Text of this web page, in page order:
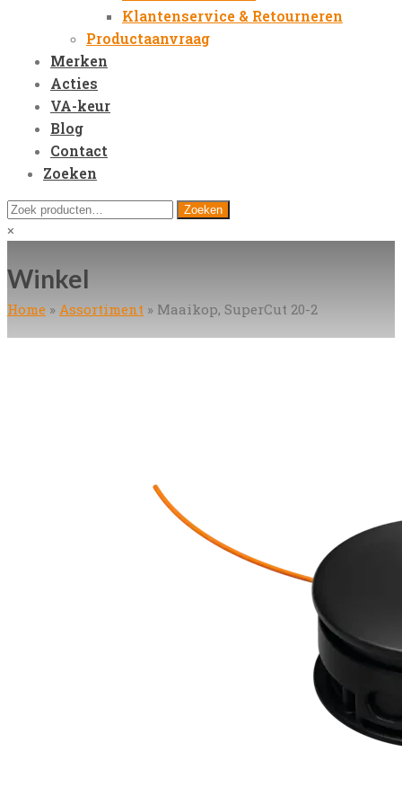
Klantenservice & Retourneren
Productaanvraag
Merken
Acties
VA-keur
Blog
Contact
Zoeken
Open
Mobile
Zoeken
naar:
Zoeken
×
Winkel
Home » Assortiment » Maaikop, SuperCut 20-2